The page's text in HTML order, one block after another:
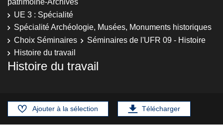
patrimoine-Archives
UE 3 : Spécialité
Spécialité Archéologie, Musées, Monuments historiques
Choix Séminaires
Séminaires de l'UFR 09 - Histoire
Histoire du travail
Histoire du travail
Ajouter à la sélection Télécharger